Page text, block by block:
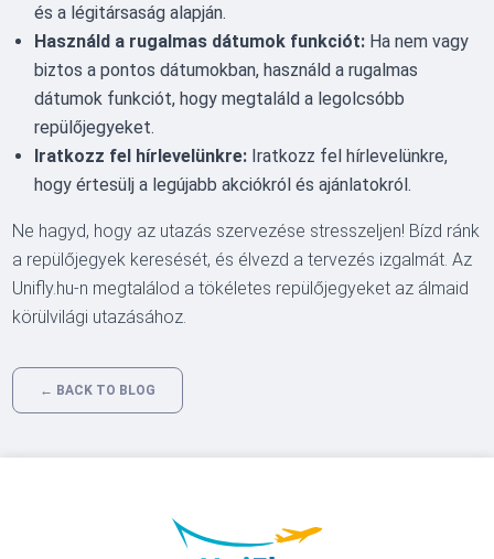
és a légitársaság alapján.
Használd a rugalmas dátumok funkciót: Ha nem vagy
biztos a pontos dátumokban, használd a rugalmas
dátumok funkciót, hogy megtaláld a legolcsóbb
repülőjegyeket.
Iratkozz fel hírlevelünkre: Iratkozz fel hírlevelünkre,
hogy értesülj a legújabb akciókról és ajánlatokról.
Ne hagyd, hogy az utazás szervezése stresszeljen! Bízd ránk
a repülőjegyek keresését, és élvezd a tervezés izgalmát. Az
Unifly.hu-n megtalálod a tökéletes repülőjegyeket az álmaid
körülvilági utazásához.
← BACK TO BLOG